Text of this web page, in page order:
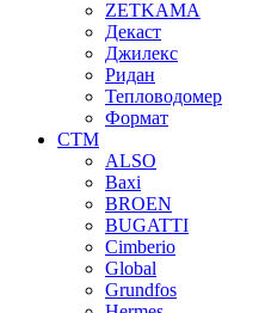
ZETKAMA
Декаст
Джилекс
Ридан
Тепловодомер
Формат
СТМ
ALSO
Baxi
BROEN
BUGATTI
Cimberio
Global
Grundfos